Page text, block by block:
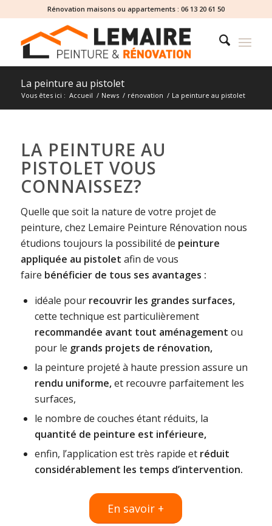
Rénovation maisons ou appartements : 06 13 20 61 50
La peinture au pistolet
Vous êtes ici : Accueil / News / rénovation / La peinture au pistolet
LA PEINTURE AU
PISTOLET VOUS
CONNAISSEZ?
Quelle que soit la nature de votre projet de
peinture, chez Lemaire Peinture Rénovation nous
étudions toujours la possibilité de peinture
appliquée au pistolet afin de vous
faire bénéficier de tous ses avantages :
idéale pour recouvrir les grandes surfaces,
cette technique est particulièrement
recommandée avant tout aménagement ou
pour le grands projets de rénovation,
la peinture projeté à haute pression assure un
rendu uniforme,et recouvre parfaitement les
surfaces,
le nombre de couches étant réduits, la
quantité de peinture est inférieure,
enfin, l’application est très rapide et réduit
considérablement les temps d’intervention.
En savoir +